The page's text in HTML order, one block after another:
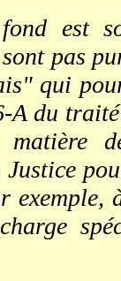
est
pas
qui
du traité
Justice
exemple,